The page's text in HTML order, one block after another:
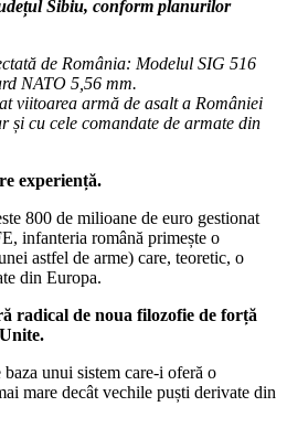
Sibiu, conform planurilor
de România: Modelul SIG 516
NATO 5,56 mm.
viitoarea armă de asalt a României
și cu cele comandate de armate din
experiență.
800 de milioane de euro gestionat
infanteria română primește o
astfel de arme) care, teoretic, o
din Europa.
radical de noua filozofie de forță
unui sistem care-i oferă o
mare decât vechile puști derivate din